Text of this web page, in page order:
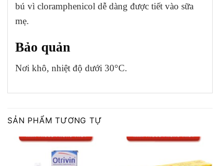
bú vì cloramphenicol dễ dàng được tiết vào sữa
mẹ.
Bảo quản
Nơi khô, nhiệt độ dưới 30°C.
SẢN PHẨM TƯƠNG TỰ